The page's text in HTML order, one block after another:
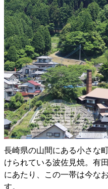
長崎県の山間にある小さな
けられている波佐見焼。有
にあたり、この一帯は今な
す。